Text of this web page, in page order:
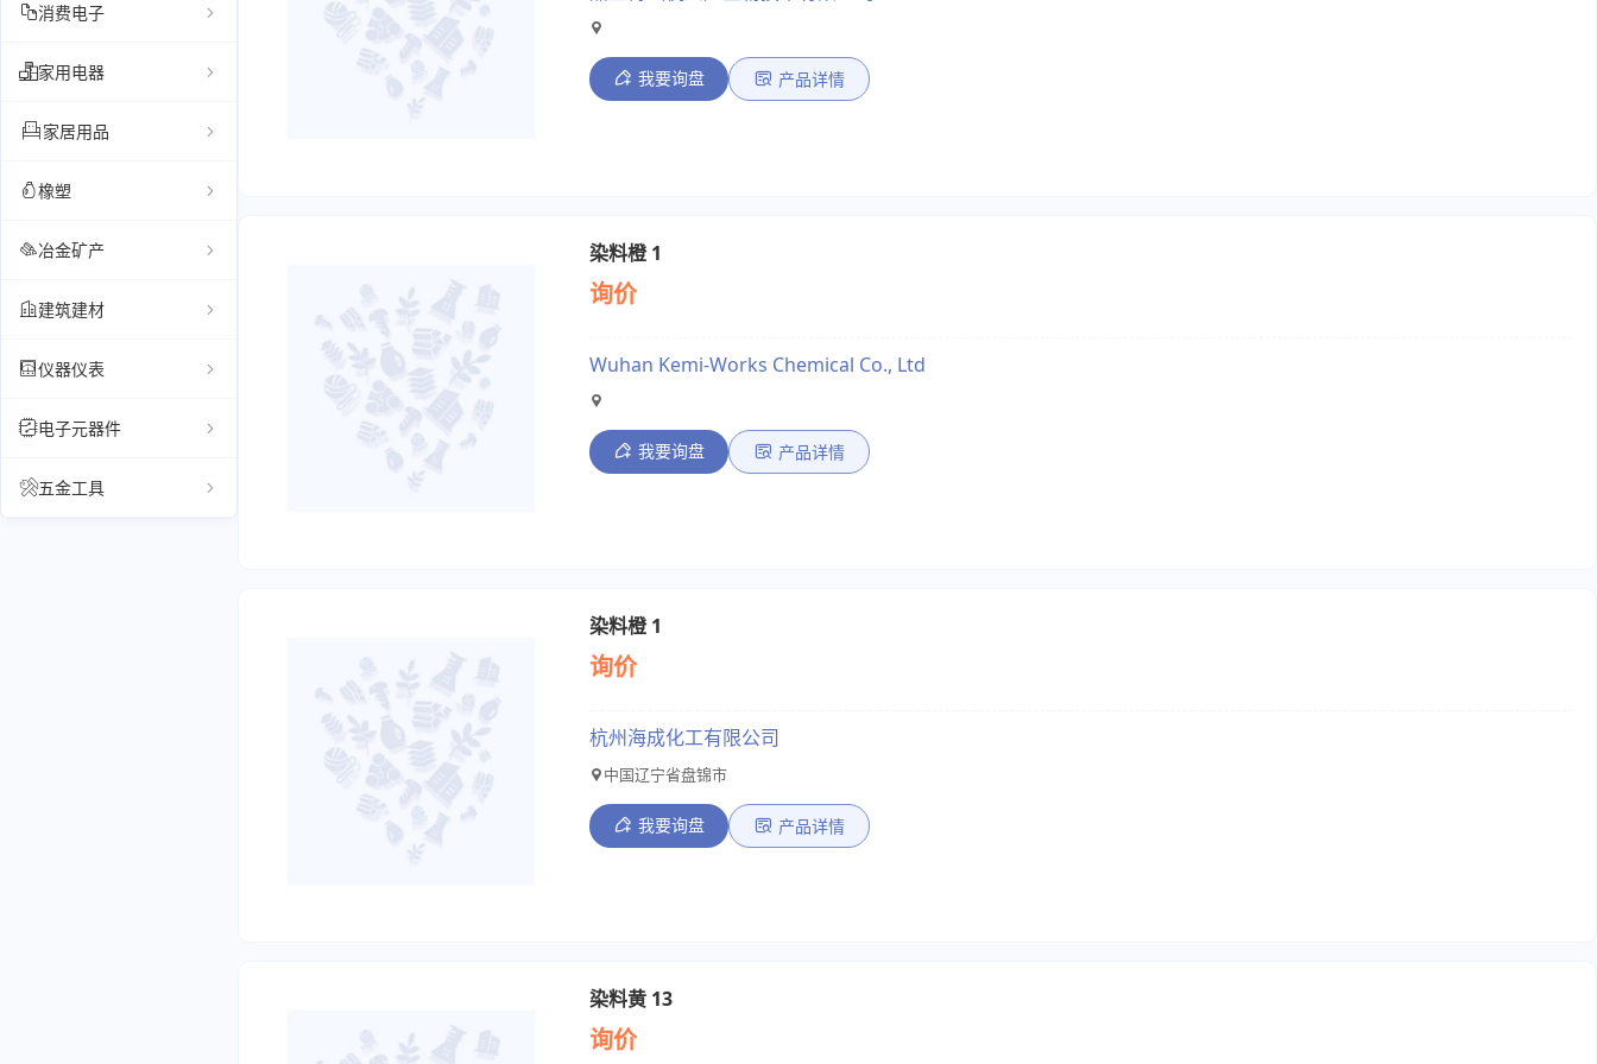
消费电子
家用电器
家居用品
橡塑
冶金矿产
建筑建材
仪器仪表
电子元器件
五金工具
我要询盘 产品详情
染料橙 1
询价
Wuhan Kemi-Works Chemical Co., Ltd
我要询盘 产品详情
染料橙 1
询价
杭州海成化工有限公司
中国辽宁省盘锦市
我要询盘 产品详情
染料黄 13
询价